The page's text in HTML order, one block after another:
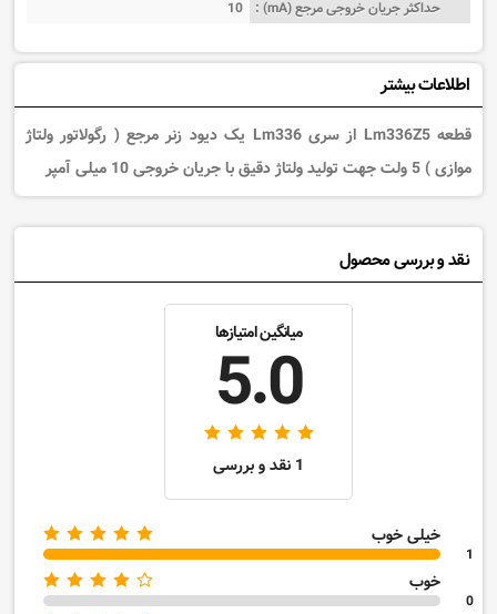
حداکثر جریان خروجی مرجع (mA) : 10
اطلاعات بیشتر
قطعه Lm336Z5 از سری Lm336 یکدیود زنر مرجع ( رگولاتور ولتاژ
موازی ) 5 ولت جهت تولید ولتاژ دقیق با جریان خروجی 10 میلی آمپر
نقد و بررسی محصول
میانگین امتیازها
5.0
1 نقد و بررسی
خیلی خوب
1
خوب
0